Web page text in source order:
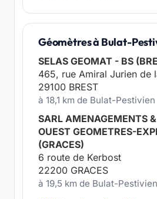
Géomètres à Bulat-
SELAS GEOMAT - BS
465, rue Amiral Jurien de
29100 BREST
à 18,1 km de Bulat-Pestivien
SARL AMENAGEMENTS
OUEST GEOMETRES-
(GRACES)
6 route de Kerbost
22200 GRACES
à 19,5 km de Bulat-Pestivien